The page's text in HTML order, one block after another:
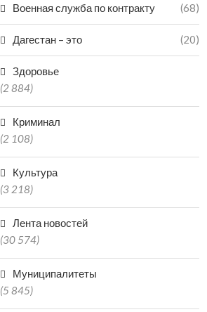
Военная служба по контракту (68)
Дагестан – это (20)
Здоровье
(2 884)
Криминал
(2 108)
Культура
(3 218)
Лента новостей
(30 574)
Муниципалитеты
(5 845)